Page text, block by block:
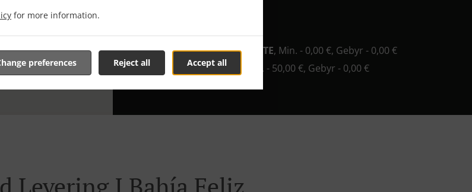
for more information.
Accept all
Reject all
preferences
DELIVERY RESTAURANTE, Min. - 0,00 €, Gebyr - 0,00 €
TIME FOOD SHOP
, Min. - 50,00 €, Gebyr - 0,00 €